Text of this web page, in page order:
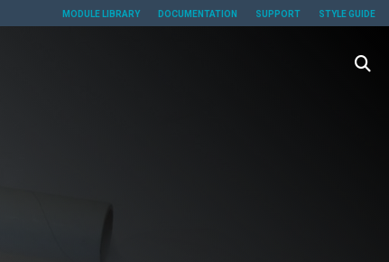
MODULE LIBRARY DOCUMENTATION SUPPORT STYLE GUIDE